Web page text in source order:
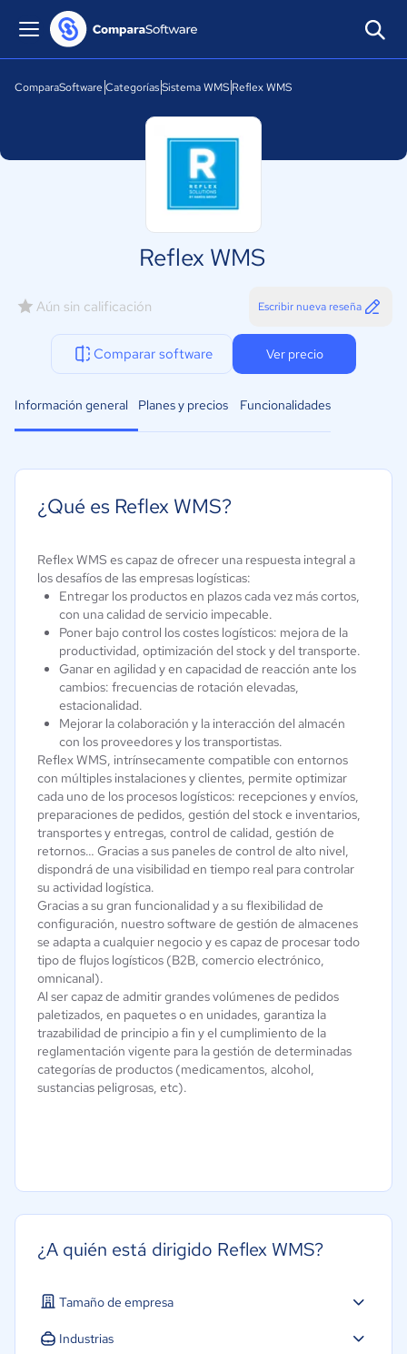
ComparaSoftware CategoríasSistema WMS Reflex WMS
Reflex WMS
Aún sin calificación Escribir nueva reseña
Comparar software Ver precio
Información general Planes y precios Funcionalidades
¿Qué es Reflex WMS?
Reflex WMS es capaz de ofrecer una respuesta integral a
los desafíos de las empresas logísticas:
Entregar los productos en plazos cada vez más cortos,
con una calidad de servicio impecable.
Poner bajo control los costes logísticos: mejora de la
productividad, optimización del stock y del transporte.
Ganar en agilidad y en capacidad de reacción ante los
cambios: frecuencias de rotación elevadas,
estacionalidad.
Mejorar la colaboración y la interacción del almacén
con los proveedores y los transportistas.
Reflex WMS, intrínsecamente compatible con entornos
con múltiples instalaciones y clientes, permite optimizar
cada uno de los procesos logísticos: recepciones y envíos,
preparaciones de pedidos, gestión del stock e inventarios,
transportes y entregas, control de calidad, gestión de
retornos… Gracias a sus paneles de control de alto nivel,
dispondrá de una visibilidad en tiempo real para controlar
su actividad logística.
Gracias a su gran funcionalidad y a su flexibilidad de
configuración, nuestro software de gestión de almacenes
se adapta a cualquier negocio y es capaz de procesar todo
tipo de flujos logísticos (B2B, comercio electrónico,
omnicanal).
Al ser capaz de admitir grandes volúmenes de pedidos
paletizados, en paquetes o en unidades, garantiza la
trazabilidad de principio a fin y el cumplimiento de la
reglamentación vigente para la gestión de determinadas
categorías de productos (medicamentos, alcohol,
sustancias peligrosas, etc).
¿A quién está dirigido Reflex WMS?
Tamaño de empresa
Industrias